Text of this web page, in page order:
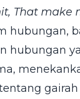
That make
hubungan,
hubungan